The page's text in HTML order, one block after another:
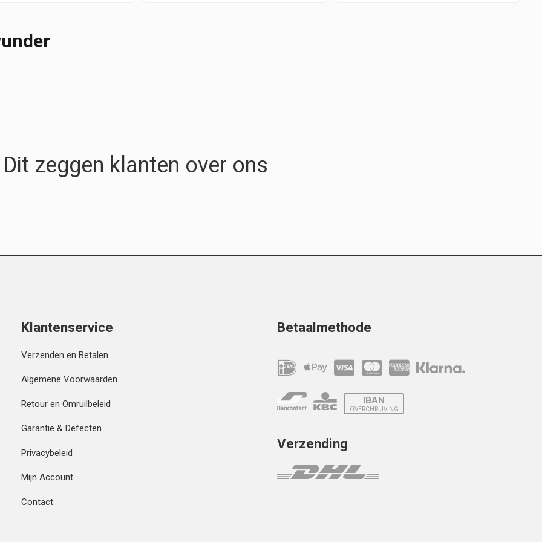
Dit zeggen klanten over ons
Klantenservice
Verzenden en Betalen
Algemene Voorwaarden
Retour en Omruilbeleid
Garantie & Defecten
Privacybeleid
Mijn Account
Contact
Betaalmethode
IBAN
OVERCHRIJVING
Verzending